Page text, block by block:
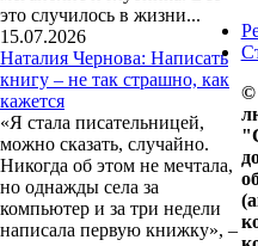
это случилось в жизни...
15.07.2026
Наталия Чернова: Написать
книгу – не так страшно, как
кажется
«Я стала писательницей,
можно сказать, случайно.
Никогда об этом не мечтала,
но однажды села за
компьютер и за три недели
написала первую книжку», –
©